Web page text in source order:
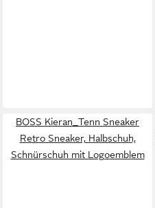
BOSS Kieran_Tenn Sneaker
Retro Sneaker, Halbschuh,
Schnürschuh mit Logoemblem